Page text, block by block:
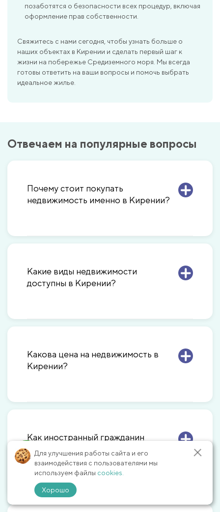
позаботятся о безопасности всех процедур, включая
оформление прав собственности.
Свяжитесь с нами сегодня, чтобы узнать больше о
наших объектах в Кирении и сделать первый шаг к
жизни на побережье Средиземного моря. Мы всегда
готовы ответить на ваши вопросы и помочь выбрать
идеальное жилье.
Отвечаем на популярные вопросы
Почему стоит покупать
недвижимость именно в Кирении?
Какие виды недвижимости
доступны в Кирении?
Какова цена на недвижимость в
Кирении?
Как иностранный гражданин
может купить недвижимость в
Кирении?
Для улучшения работы сайта и его
взаимодействия с пользователями мы
используем файлы cookies.
Хорошо